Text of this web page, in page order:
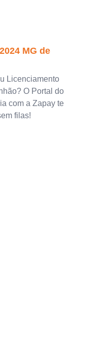
MG de
Licenciamento
O Portal do
com a Zapay te
filas!